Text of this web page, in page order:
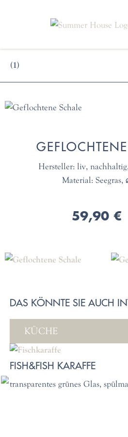
(1)
Hersteller: liv,
Material: Seegras,
59,90 €
DAS KÖNNTE SIE AUCH
KÜCHE
FISH&FISH KARAFFE
transparentes grünes Glas,